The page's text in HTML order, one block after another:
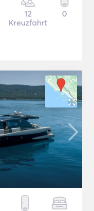
12
Kreuzfahrt
0